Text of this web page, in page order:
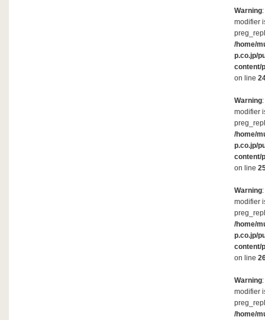
Warning
modifier
/home/
p.co.jp/
content/
on line
Warning
modifier
/home/
p.co.jp/
content/
on line
Warning
modifier
/home/
p.co.jp/
content/
on line
Warning
modifier
/home/